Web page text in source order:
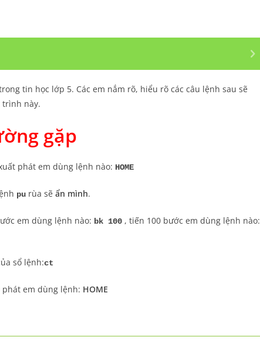
tin học lớp 5. Các em nắm rõ, hiểu rõ các câu lệnh sau sẽ
trình này.
gặp
phát em dùng lệnh nào: HOME
pu rùa sẽ ẩn mình.
em dùng lệnh nào: bk 100 , tiến 100 bước em dùng lệnh nào:
sổ lệnh:ct
em dùng lệnh: HOME